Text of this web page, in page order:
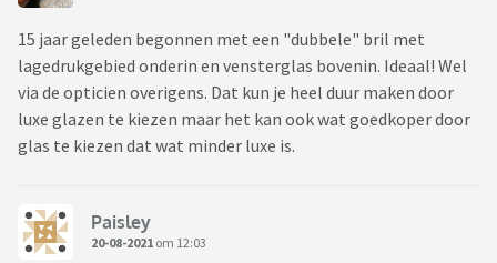
15 jaar geleden begonnen met een "dubbele" bril met
lagedrukgebied onderin en vensterglas bovenin. Ideaal! Wel
via de opticien overigens. Dat kun je heel duur maken door
luxe glazen te kiezen maar het kan ook wat goedkoper door
glas te kiezen dat wat minder luxe is.
Paisley
20-08-2021 om 12:03